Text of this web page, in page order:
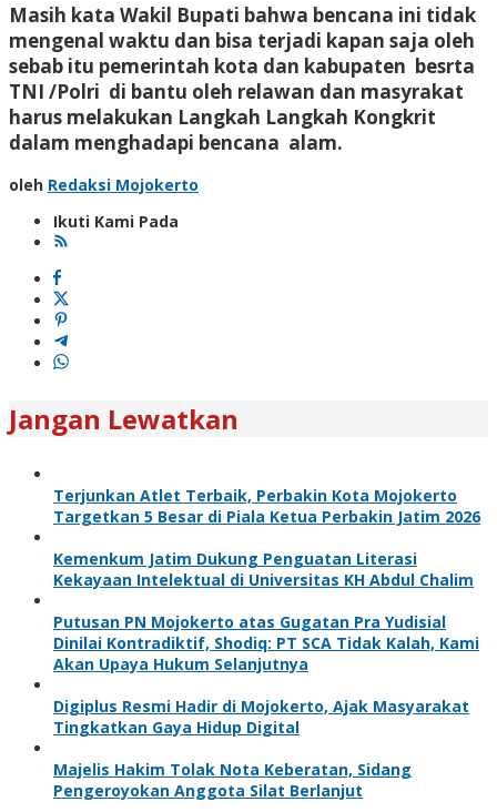
Masih kata Wakil Bupati bahwa bencana ini tidak
mengenal waktu dan bisa terjadi kapan saja oleh
sebab itu pemerintah kota dan kabupaten besrta
TNI /Polri di bantu oleh relawan dan masyrakat
harus melakukan Langkah Langkah Kongkrit
dalam menghadapi bencana alam.
oleh Redaksi Mojokerto
Ikuti Kami Pada
Jangan Lewatkan
Terjunkan Atlet Terbaik, Perbakin Kota Mojokerto
Targetkan 5 Besar di Piala Ketua Perbakin Jatim 2026
Kemenkum Jatim Dukung Penguatan Literasi
Kekayaan Intelektual di Universitas KH Abdul Chalim
Putusan PN Mojokerto atas Gugatan Pra Yudisial
Dinilai Kontradiktif, Shodiq: PT SCA Tidak Kalah, Kami
Akan Upaya Hukum Selanjutnya
Digiplus Resmi Hadir di Mojokerto, Ajak Masyarakat
Tingkatkan Gaya Hidup Digital
Majelis Hakim Tolak Nota Keberatan, Sidang
Pengeroyokan Anggota Silat Berlanjut